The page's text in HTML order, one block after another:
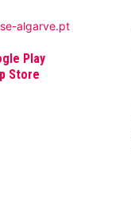
algarve.pt